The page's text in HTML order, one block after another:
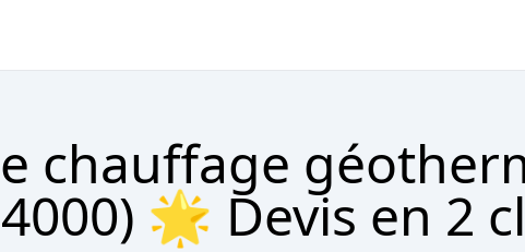
chauffage
🌟 Devis en 2